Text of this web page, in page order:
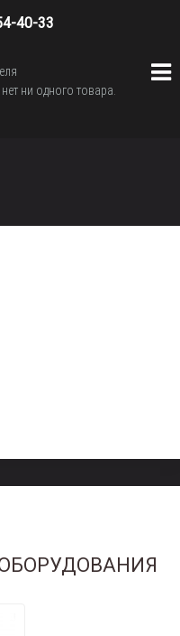
40-33
ни одного товара.